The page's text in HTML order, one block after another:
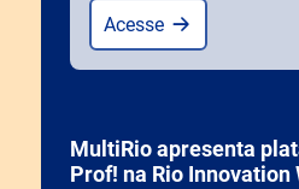
MultiRio apresenta
Prof! na Rio Innovation
Acesse